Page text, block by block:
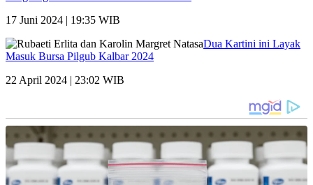
17 Juni 2024 | 19:35 WIB
Dua Kartini ini Layak
Masuk Bursa Pilgub Kalbar 2024
22 April 2024 | 23:02 WIB